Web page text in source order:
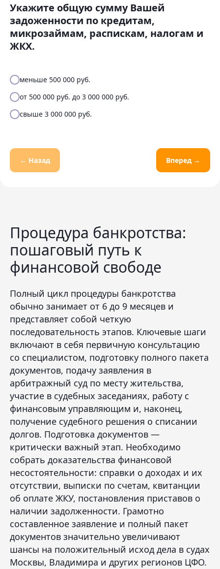
Укажите общую сумму Вашей
задоженности по кредитам,
микрозаймам, распискам, налогам и
ЖКХ.
меньше 500 000 руб.
от 500 000 руб. до 3 000 000 руб.
свыше 3 000 000 руб.
← Назад Вперед →
Процедура банкротства:
пошаговый путь к
финансовой свободе
Полный цикл процедуры банкротства
обычно занимает от 6 до 9 месяцев и
представляет собой четкую
последовательность этапов. Ключевые шаги
включают в себя первичную консультацию
со специалистом, подготовку полного пакета
документов, подачу заявления в
арбитражный суд по месту жительства,
участие в судебных заседаниях, работу с
финансовым управляющим и, наконец,
получение судебного решения о списании
долгов. Подготовка документов —
критически важный этап. Необходимо
собрать доказательства финансовой
несостоятельности: справки о доходах и их
отсутствии, выписки по счетам, квитанции
об оплате ЖКУ, постановления приставов о
наличии задолженности. Грамотно
составленное заявление и полный пакет
документов значительно увеличивают
шансы на положительный исход дела в судах
Москвы, Владимира и других регионов ЦФО.